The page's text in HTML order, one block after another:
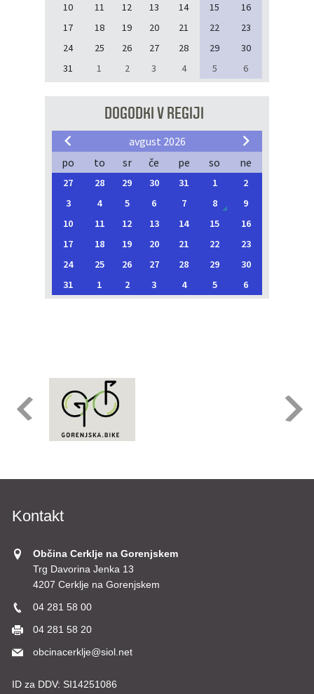
10
11 12 13 14 15
16
17
18 19 20 21 22
23
24
25 26 27 28 29
30
31
1 2 3 4 5 6
DOGODKI V REGIJI
avgust 2026
po
to sr če pe so ne
27 28 29 30 31 1
2
3
4 5 6 7 8
9
10
11 12 13 14 15
16
17
18 19 20 21 22
23
24
25 26 27 28 29
30
31
1 2 3 4 5 6
Kontakt
Občina Cerklje na Gorenjskem
Trg Davorina Jenka 13
4207 Cerklje na Gorenjskem
04 281 58 00
04 281 58 20
obcinacerklje@siol.net
ID za DDV: SI14251086